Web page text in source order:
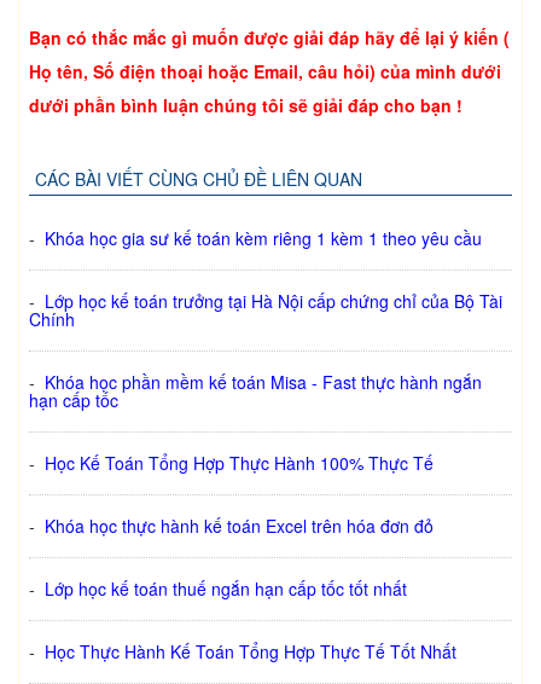
Bạn có thắc mắc gì muốn được giải đáp hãy để lại ý kiến (
Họ tên, Số điện thoại hoặc Email, câu hỏi) của mình dưới
dưới phần bình luận chúng tôi sẽ giải đáp cho bạn !
CÁC BÀI VIẾT CÙNG CHỦ ĐỀ LIÊN QUAN
- Khóa học gia sư kế toán kèm riêng 1 kèm 1 theo yêu cầu
- Lớp học kế toán trưởng tại Hà Nội cấp chứng chỉ của Bộ Tài
Chính
- Khóa học phần mềm kế toán Misa - Fast thực hành ngắn
hạn cấp tốc
- Học Kế Toán Tổng Hợp Thực Hành 100% Thực Tế
- Khóa học thực hành kế toán Excel trên hóa đơn đỏ
- Lớp học kế toán thuế ngắn hạn cấp tốc tốt nhất
- Học Thực Hành Kế Toán Tổng Hợp Thực Tế Tốt Nhất